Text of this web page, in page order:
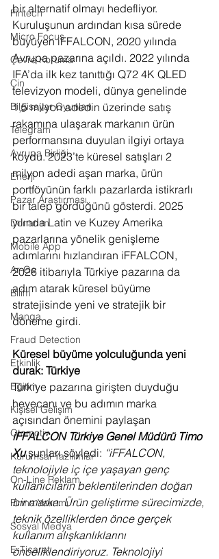
Fintech
Micro Focus
Çevre Koruma
Çin
Bilgisayar Oyunları
Telegram
Avrupa Birliği
Enerji
Pazar Araştırması
Donanım
Mobile App
Ar-Ge
Bilim
Manga
Fraud Detection
Etkinlik
Eğitim
Kişisel Gelişim
Otomotiv
Kurumsal Yazılımlar
On-Line Reklam
Firma Yatırımı
Sosyal Medya
E-Ticaret
bir alternatif olmayı hedefliyor.
Kuruluşunun ardından kısa sürede
büyüyen iFFALCON, 2020 yılında
Avrupa pazarına açıldı. 2022 yılında
IFA’da ilk kez tanıttığı Q72 4K QLED
televizyon modeli, dünya genelinde
1,5 milyon adedin üzerinde satış
rakamına ulaşarak markanın ürün
performansına duyulan ilgiyi ortaya
koydu. 2023’te küresel satışları 2
milyon adedi aşan marka, ürün
portföyünün farklı pazarlarda istikrarlı
bir talep gördüğünü gösterdi. 2025
yılında Latin ve Kuzey Amerika
pazarlarına yönelik genişleme
adımlarını hızlandıran iFFALCON,
2026 itibarıyla Türkiye pazarına da
adım atarak küresel büyüme
stratejisinde yeni ve stratejik bir
döneme girdi.
Küresel büyüme yolculuğunda yeni
durak: Türkiye
Türkiye pazarına girişten duyduğu
heyecanı ve bu adımın marka
açısından önemini paylaşan
iFFALCON Türkiye Genel Müdürü Timo
Xu şunları söyledi: “iFFALCON,
teknolojiyle iç içe yaşayan genç
kullanıcıların beklentilerinden doğan
bir marka. Ürün geliştirme sürecimizde,
teknik özelliklerden önce gerçek
kullanım alışkanlıklarını
önceliklendiriyoruz. Teknolojiyi